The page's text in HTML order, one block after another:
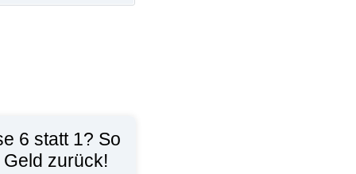
6 statt 1? So
zurück!